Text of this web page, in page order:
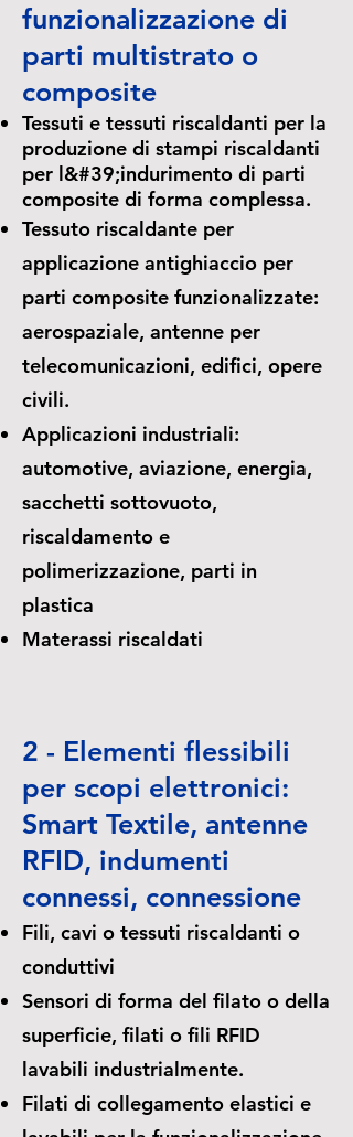
funzionalizzazione di
parti multistrato o
composite
Tessuti e tessuti riscaldanti per la
produzione di stampi riscaldanti
per l&#39;indurimento di parti
composite di forma complessa.
Tessuto riscaldante per
applicazione antighiaccio per
parti composite funzionalizzate:
aerospaziale, antenne per
telecomunicazioni, edifici, opere
civili.
Applicazioni industriali:
automotive, aviazione, energia,
sacchetti sottovuoto,
riscaldamento e
polimerizzazione, parti in
plastica
Materassi riscaldati
2 - Elementi flessibili
per scopi elettronici:
Smart Textile, antenne
RFID, indumenti
connessi, connessione
Fili, cavi o tessuti riscaldanti o
conduttivi
Sensori di forma del filato o della
superficie, filati o fili RFID
lavabili industrialmente.
Filati di collegamento elastici e